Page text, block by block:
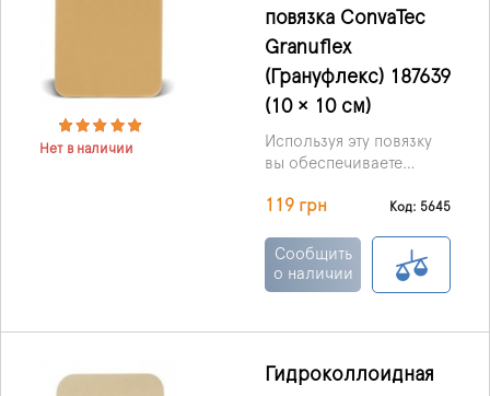
Нет в наличии
повязка ConvaTec
Granuflex
(Грануфлекс) 187639
(10 × 10 см)
Используя эту повязку
вы обеспечиваете
раневой поверхности,
процессы заживления,
и тем самым
способствуя
119 грн Код: 5645
Сообщить
о наличии
Гидроколлоидная